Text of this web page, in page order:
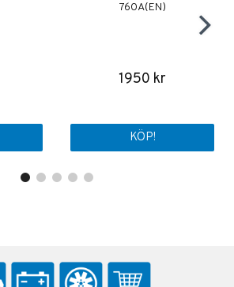
760A(EN)
1950 kr
KÖP!